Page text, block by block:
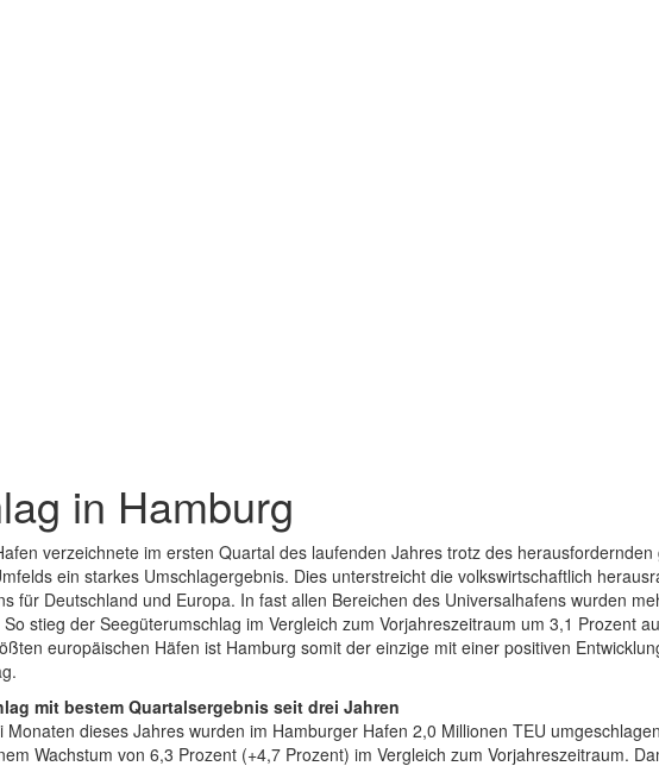
in Hamburg
verzeichnete im ersten Quartal des laufenden Jahres trotz des herausfordernden
ein starkes Umschlagergebnis. Dies unterstreicht die volkswirtschaftlich
für Deutschland und Europa. In fast allen Bereichen des Universalhafens wurden
stieg der Seegüterumschlag im Vergleich zum Vorjahreszeitraum um 3,1 Prozent
europäischen Häfen ist Hamburg somit der einzige mit einer positiven
mit bestem Quartalsergebnis seit drei Jahren
Monaten dieses Jahres wurden im Hamburger Hafen 2,0 Millionen TEU
Wachstum von 6,3 Prozent (+4,7 Prozent) im Vergleich zum Vorjahreszeitraum.